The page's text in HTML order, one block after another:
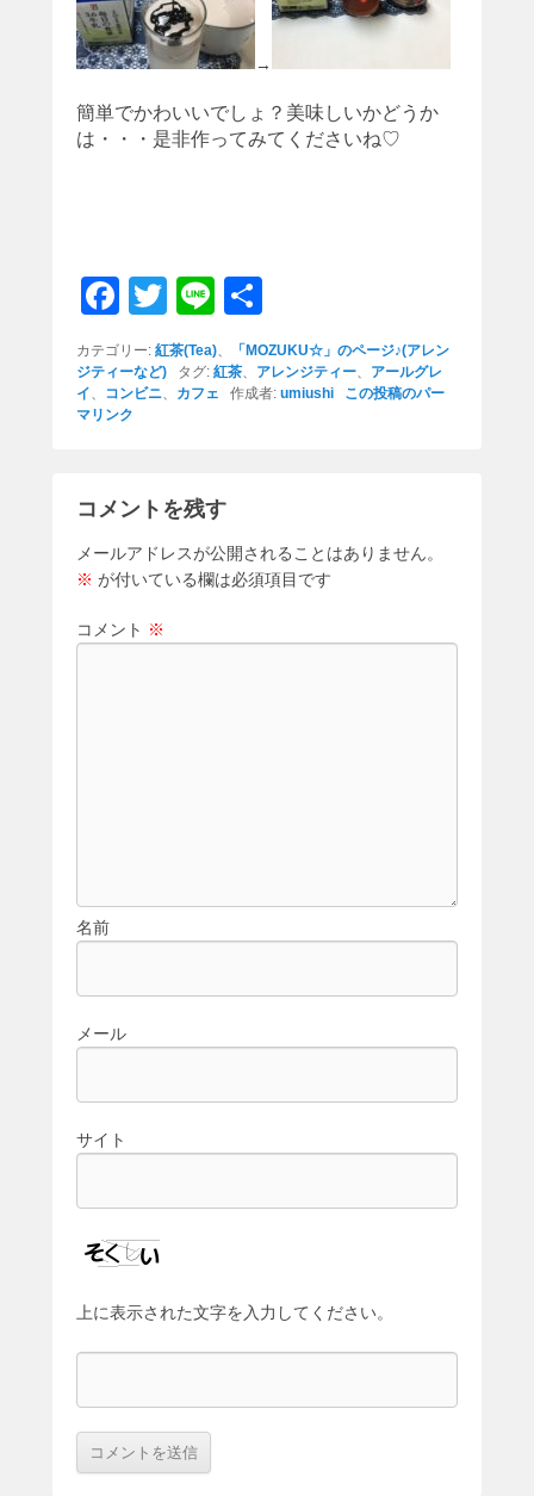
→
簡単でかわいいでしょ？美味しいかどうか
は・・・是非作ってみてくださいね♡
F
a
c
e
o
k
T
wi
tt
er
Li
e
有
カテゴリー: 紅茶(Tea)、
「MOZUKU☆」のページ♪(アレン
ジティーなど) タグ: 紅茶、 アレンジティー、 アールグレ
イ、 コンビニ、 カフェ 作成者: umiushi
この投稿のパー
マリンク
コメントを残す
メールアドレスが公開されることはありません。
※ が付いている欄は必須項目です
コメント ※
名前
メール
サイト
上に表示された文字を入力してください。